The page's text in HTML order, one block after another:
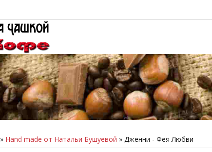
» Hand made от Натальи Бушуевой » Дженни - Фея Любви